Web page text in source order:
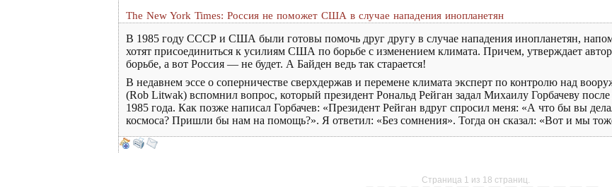
The New York Times: Россия не поможет США в случае нападения инопланетян
В 1985 году СССР и США были готовы помочь друг другу в случае нападения инопланетян,
хотят присоединиться к усилиям США по борьбе с изменением климата. Причем, утверждает
борьбе, а вот Россия — не будет. А Байден ведь так старается!
В недавнем эссе о соперничестве сверхдержав и перемене климата эксперт по контролю над
(Rob Litwak) вспомнил вопрос, который президент Рональд Рейган задал Михаилу Горбачеву
1985 года. Как позже написал Горбачев: «Президент Рейган вдруг спросил меня: «А что бы вы
космоса? Пришли бы нам на помощь?». Я ответил: «Без сомнения». Тогда он сказал: «Вот и мы
Страница 1 из 18 страниц.